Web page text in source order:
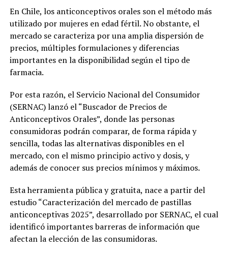
En Chile, los anticonceptivos orales son el método más
utilizado por mujeres en edad fértil. No obstante, el
mercado se caracteriza por una amplia dispersión de
precios, múltiples formulaciones y diferencias
importantes en la disponibilidad según el tipo de
farmacia.
Por esta razón, el Servicio Nacional del Consumidor
(SERNAC) lanzó el “Buscador de Precios de
Anticonceptivos Orales”, donde las personas
consumidoras podrán comparar, de forma rápida y
sencilla, todas las alternativas disponibles en el
mercado, con el mismo principio activo y dosis, y
además de conocer sus precios mínimos y máximos.
Esta herramienta pública y gratuita, nace a partir del
estudio “Caracterización del mercado de pastillas
anticonceptivas 2025”, desarrollado por SERNAC, el cual
identificó importantes barreras de información que
afectan la elección de las consumidoras.